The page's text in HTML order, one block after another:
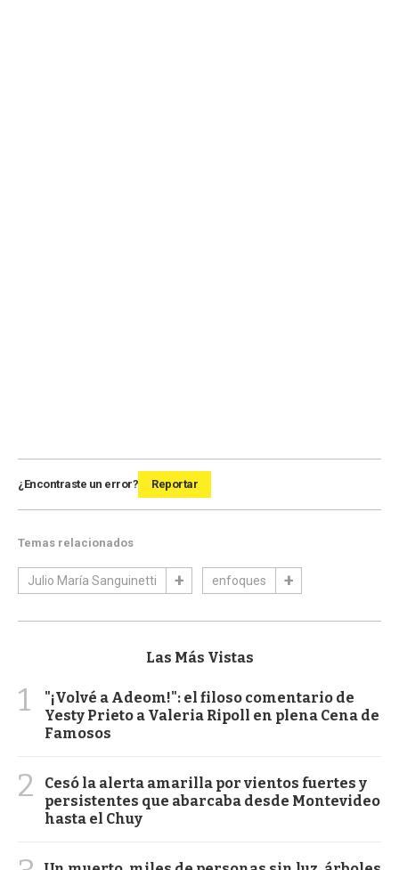
¿Encontraste un error? Reportar
Temas relacionados
Julio María Sanguinetti enfoques
Las Más Vistas
1
"¡Volvé a Adeom!": el filoso comentario de
Yesty Prieto a Valeria Ripoll en plena Cena de
Famosos
2
Cesó la alerta amarilla por vientos fuertes y
persistentes que abarcaba desde Montevideo
hasta el Chuy